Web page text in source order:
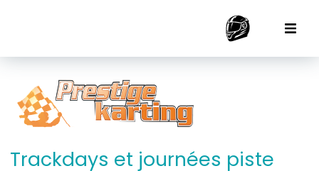
Trackdays et journées piste